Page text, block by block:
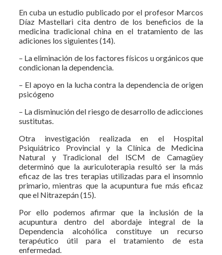
En cuba un estudio publicado por el profesor Marcos
Díaz Mastellari cita dentro de los beneficios de la
medicina tradicional china en el tratamiento de las
adiciones los siguientes (14).
– La eliminación de los factores físicos u orgánicos que
condicionan la dependencia.
– El apoyo en la lucha contra la dependencia de origen
psicógeno
– La disminución del riesgo de desarrollo de adicciones
sustitutas.
Otra investigación realizada en el Hospital
Psiquiátrico Provincial y la Clínica de Medicina
Natural y Tradicional del ISCM de Camagüey
determinó que la auriculoterapia resultó ser la más
eficaz de las tres terapias utilizadas para el insomnio
primario, mientras que la acupuntura fue más eficaz
que el Nitrazepán (15).
Por ello podemos afirmar que la inclusión de la
acupuntura dentro del abordaje integral de la
Dependencia alcohólica constituye un recurso
terapéutico útil para el tratamiento de esta
enfermedad.